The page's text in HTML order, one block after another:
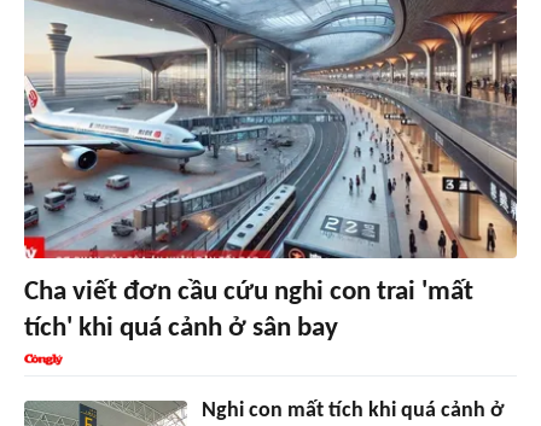
Cha viết đơn cầu cứu nghi con trai 'mất
tích' khi quá cảnh ở sân bay
Nghi con mất tích khi quá cảnh ở